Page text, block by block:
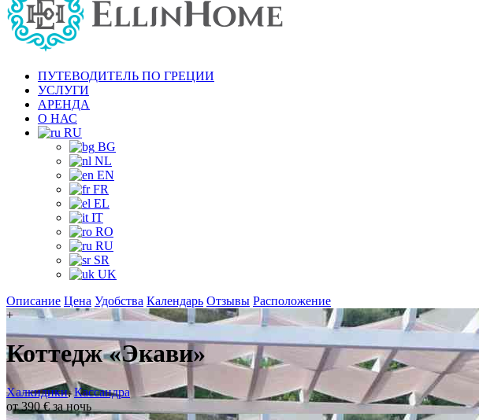
ПУТЕВОДИТЕЛЬ ПО ГРЕЦИИ
УСЛУГИ
АРЕНДА
О НАС
RU
BG
NL
EN
FR
EL
IT
RO
RU
SR
UK
Описание Цена Удобства Календарь Отзывы Расположение
+
Коттедж «Экави»
Халкидики,Кассандра
от 390 € за ночь